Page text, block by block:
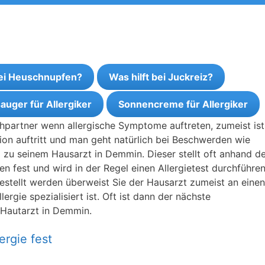
Heuschnupfen? Was hilft bei Juckreiz?
für Allergiker
Sonnencreme für Allergiker
wenn allergische Symptome auftreten, zumeist
auftritt und man geht natürlich bei Beschwerden wie
seinem Hausarzt in Demmin. Dieser stellt oft anhand
fest und wird in der Regel einen Allergietest
werden überweist Sie der Hausarzt zumeist an einen
spezialisiert ist. Oft ist dann der nächste
in Demmin.
fest